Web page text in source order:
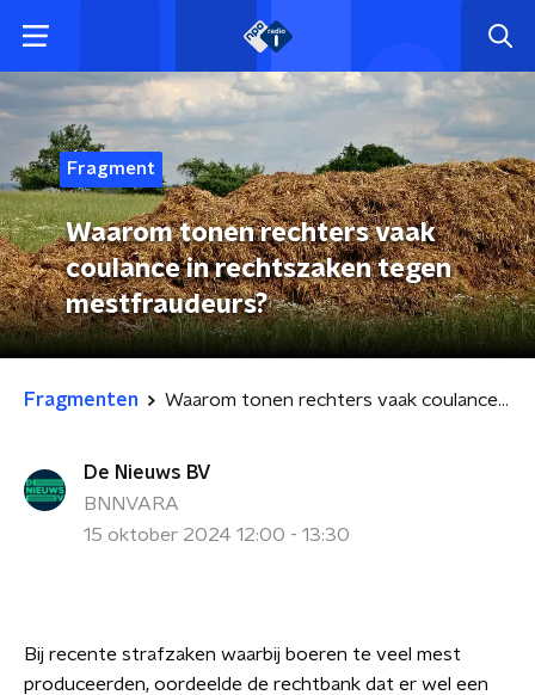
Fragment
Waarom tonen rechters vaak
coulance in rechtszaken tegen
mestfraudeurs?
Fragmenten Waarom tonen rechters vaak coulance in rechtszaken tegen mestfraudeurs?
De Nieuws BV
BNNVARA
15 oktober 2024 12:00 - 13:30
Bij recente strafzaken waarbij boeren te veel mest
produceerden, oordeelde de rechtbank dat er wel een